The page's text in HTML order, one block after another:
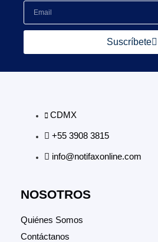
Suscríbete
CDMX
+55 3908 3815
info@notifaxonline.com
NOSOTROS
Quiénes Somos
Contáctanos